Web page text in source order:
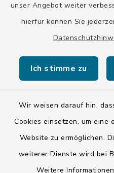
unser Angebot weiter
hierfür können Sie
Ich stimme zu
Wir weisen darauf hin,
Cookies einsetzen, um
Website zu ermöglichen.
weiterer Dienste wird bei
Weitere
HypoVereinsbank
DE20 7002 0270 3630
HYVEDEMMXXX